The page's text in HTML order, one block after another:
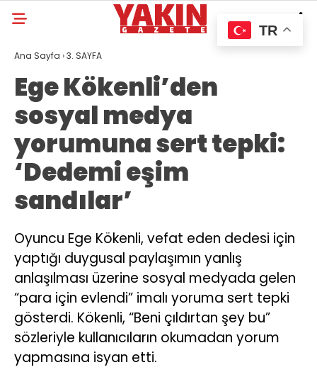
Ana Sayfa ›3. SAYFA
Ege Kökenli’den
sosyal medya
yorumuna sert tepki:
‘Dedemi eşim
sandılar’
Oyuncu Ege Kökenli, vefat eden dedesi için
yaptığı duygusal paylaşımın yanlış
anlaşılması üzerine sosyal medyada gelen
“para için evlendi” imalı yoruma sert tepki
gösterdi. Kökenli, “Beni çıldırtan şey bu”
sözleriyle kullanıcıların okumadan yorum
yapmasına isyan etti.
TR